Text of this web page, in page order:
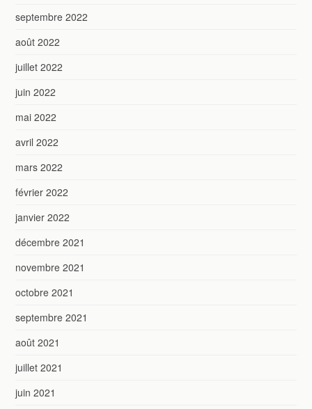
septembre 2022
août 2022
juillet 2022
juin 2022
mai 2022
avril 2022
mars 2022
février 2022
janvier 2022
décembre 2021
novembre 2021
octobre 2021
septembre 2021
août 2021
juillet 2021
juin 2021